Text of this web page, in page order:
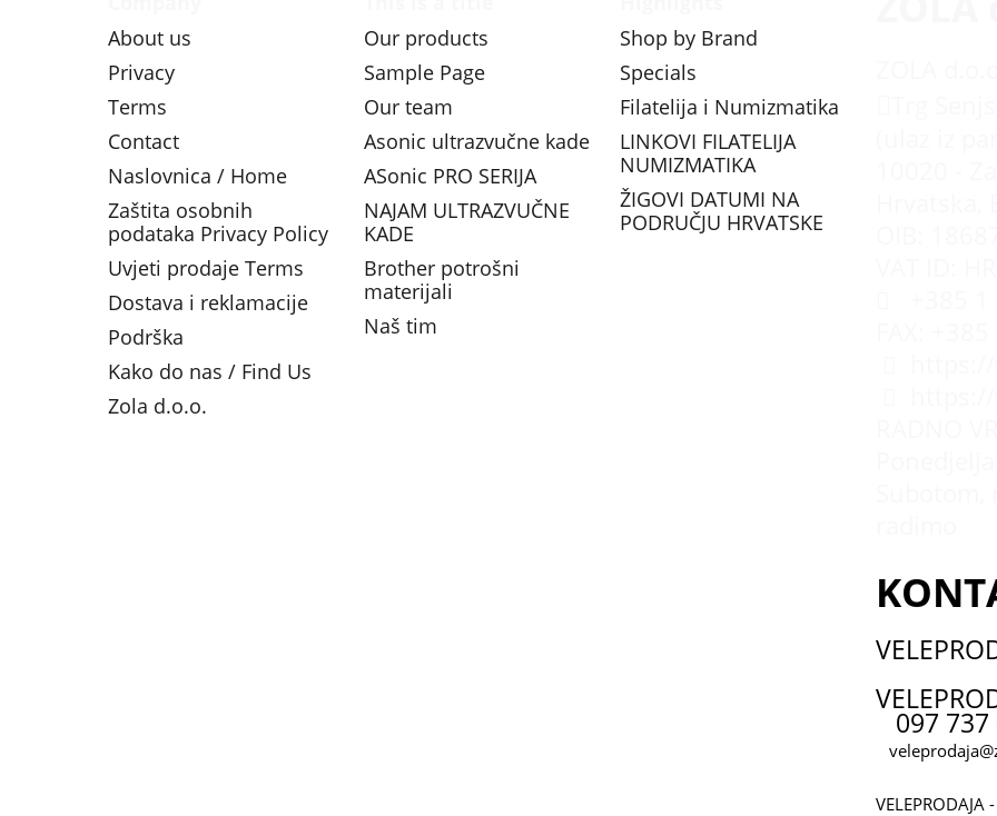
About us
Privacy
Terms
Contact
Naslovnica / Home
Zaštita osobnih
podataka Privacy Policy
Uvjeti prodaje Terms
Dostava i reklamacije
Podrška
Kako do nas / Find Us
Zola d.o.o.
Our products
Sample Page
Our team
Asonic ultrazvučne kade
ASonic PRO SERIJA
NAJAM ULTRAZVUČNE
KADE
Brother potrošni
materijali
Naš tim
Shop by Brand
Specials
Filatelija i Numizmatika
LINKOVI FILATELIJA
NUMIZMATIKA
ŽIGOVI DATUMI NA
PODRUČJU HRVATSKE
097 737
VELEPRODAJA